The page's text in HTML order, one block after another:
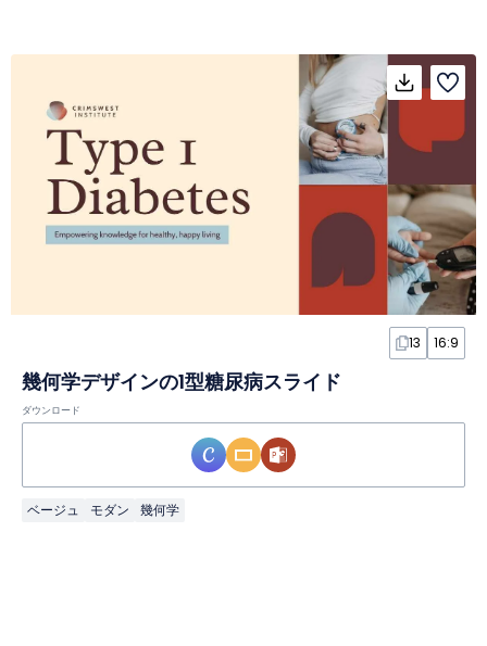
13 16:9
幾何学デザインの1型糖尿病スライド
ダウンロード
ベージュ モダン 幾何学